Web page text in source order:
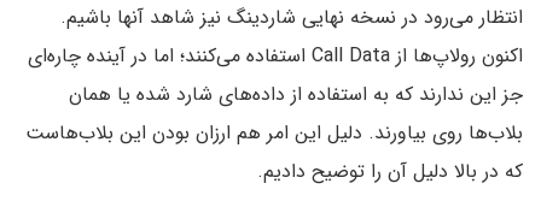
انتظار می‌رود در نسخه نهایی شاردینگ نیز شاهد آنها باشیم.
اکنون رولاپ‌ها از Call Data‌ استفاده می‌کنند؛‌ اما در آینده چاره‌ای
جز این ندارند که به استفاده از داده‌های شارد شده یا همان
بلاب‌ها روی بیاورند. دلیل این امر هم ارزان بودن این بلاب‌هاست
که در بالا دلیل آن را توضیح دادیم.